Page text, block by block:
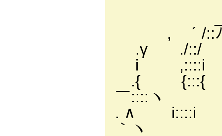
, ´ /::
.γ ./::/ .ﾉ-
i ,::::i {
.{ {:::{ .i
￣::::ヽ
. ∧ i::::i }
｀ヽ